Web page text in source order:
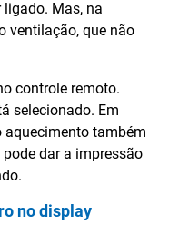
ligado. Mas, na
ventilação, que não
controle remoto.
selecionado. Em
aquecimento também
dar a impressão
no display